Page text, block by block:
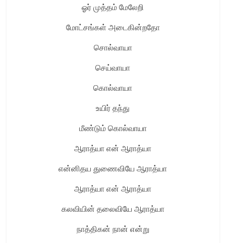
ஓர் முத்தம் மேலேறி
மோட்சங்கள் அடைகின்றதோ
சொல்வாயா
செய்வாயா
கொல்வாயா
உயிர் தந்து
மீண்டும் கொல்வாயா
ஆராத்யா என் ஆராத்யா
என்னிதய துணைவியே ஆராத்யா
ஆராத்யா என் ஆராத்யா
கலவியின் தலைவியே ஆராத்யா
நாத்திகன் நான் என்று